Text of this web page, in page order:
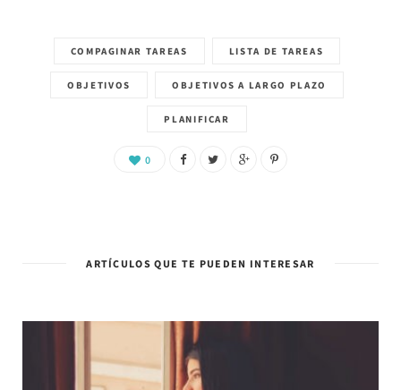
COMPAGINAR TAREAS LISTA DE TAREAS
OBJETIVOS OBJETIVOS A LARGO PLAZO
PLANIFICAR
0
ARTÍCULOS QUE TE PUEDEN INTERESAR